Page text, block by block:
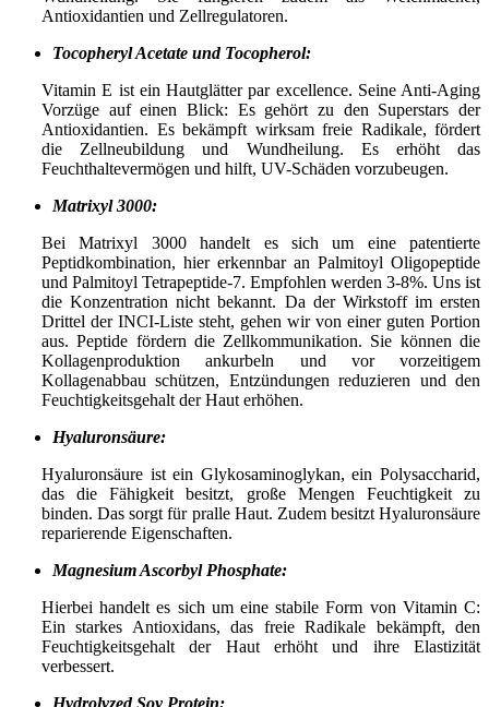
Antioxidantien und Zellregulatoren.
Tocopheryl Acetate und Tocopherol:
Vitamin E ist ein Hautglätter par excellence. Seine Anti-Aging
Vorzüge auf einen Blick: Es gehört zu den Superstars der
Antioxidantien. Es bekämpft wirksam freie Radikale, fördert
die Zellneubildung und Wundheilung. Es erhöht das
Feuchthaltevermögen und hilft, UV-Schäden vorzubeugen.
Matrixyl 3000:
Bei Matrixyl 3000 handelt es sich um eine patentierte
Peptidkombination, hier erkennbar an Palmitoyl Oligopeptide
und Palmitoyl Tetrapeptide-7. Empfohlen werden 3-8%. Uns ist
die Konzentration nicht bekannt. Da der Wirkstoff im ersten
Drittel der INCI-Liste steht, gehen wir von einer guten Portion
aus. Peptide fördern die Zellkommunikation. Sie können die
Kollagenproduktion ankurbeln und vor vorzeitigem
Kollagenabbau schützen, Entzündungen reduzieren und den
Feuchtigkeitsgehalt der Haut erhöhen.
Hyaluronsäure:
Hyaluronsäure ist ein Glykosaminoglykan, ein Polysaccharid,
das die Fähigkeit besitzt, große Mengen Feuchtigkeit zu
binden. Das sorgt für pralle Haut. Zudem besitzt Hyaluronsäure
reparierende Eigenschaften.
Magnesium Ascorbyl Phosphate:
Hierbei handelt es sich um eine stabile Form von Vitamin C:
Ein starkes Antioxidans, das freie Radikale bekämpft, den
Feuchtigkeitsgehalt der Haut erhöht und ihre Elastizität
verbessert.
Hydrolyzed Soy Protein: